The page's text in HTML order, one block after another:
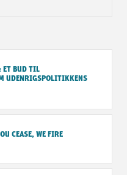
ET BUD TIL
UDENRIGSPOLITIKKENS
CEASE, WE FIRE